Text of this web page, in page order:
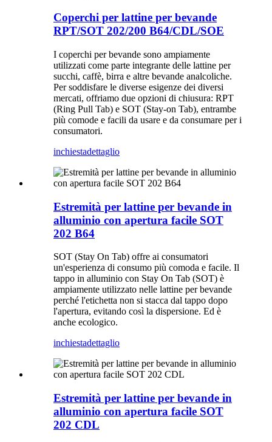
Coperchi per lattine per bevande
RPT/SOT 202/200 B64/CDL/SOE
I coperchi per bevande sono ampiamente
utilizzati come parte integrante delle lattine per
succhi, caffè, birra e altre bevande analcoliche.
Per soddisfare le diverse esigenze dei diversi
mercati, offriamo due opzioni di chiusura: RPT
(Ring Pull Tab) e SOT (Stay-on Tab), entrambe
più comode e facili da usare e da consumare per i
consumatori.
inchiestadettaglio
Estremità per lattine per bevande in
alluminio con apertura facile SOT
202 B64
SOT (Stay On Tab) offre ai consumatori
un'esperienza di consumo più comoda e facile. Il
tappo in alluminio con Stay On Tab (SOT) è
ampiamente utilizzato nelle lattine per bevande
perché l'etichetta non si stacca dal tappo dopo
l'apertura, evitando così la dispersione. Ed è
anche ecologico.
inchiestadettaglio
Estremità per lattine per bevande in
alluminio con apertura facile SOT
202 CDL